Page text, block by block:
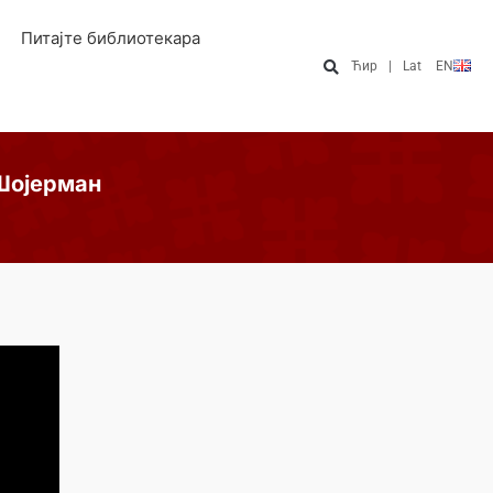
Питајте библиотекара
Ћир Lat EN